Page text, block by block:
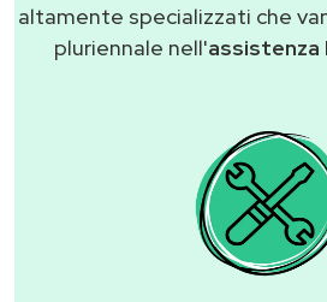
altamente specializzati che
pluriennale nell'assistenza